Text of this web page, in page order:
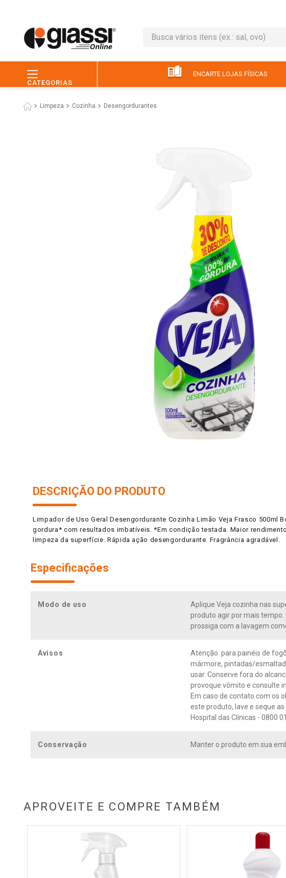
Busca vários itens (ex.: sal, ovo)
CATEGORIAS
ENCARTE LOJAS FÍSICAS
Limpeza Cozinha Desengordurantes
DESCRIÇÃO DO PRODUTO
Limpador de Uso Geral Desengordurante Cozinha Limão Veja Frasco 500ml
gordura* com resultados imbatíveis. *Em condição testada. Maior
limpeza da superfície. Rápida ação desengordurante. Fragrância agradável.
Especificações
Modo de uso
Aplique Veja cozinha nas
produto agir por mais tempo.
prossiga com a lavagem
Avisos
Atenção: para painéis de
mármore, pintadas/
usar. Conserve fora do
provoque vômito e consulte
Em caso de contato com os
este produto, lave e seque
Hospital das Clínicas - 0800
Conservação Manter o produto em sua
APROVEITE E COMPRE TAMBÉM
leite
3
6º
macarrão
iogurte